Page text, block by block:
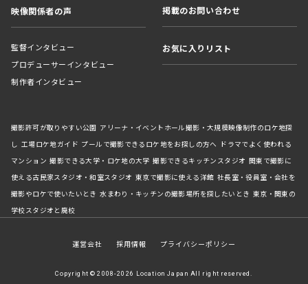
映像関係者の声
監督インタビュー
プロデューサーインタビュー
制作者インタビュー
掲載のお問い合わせ
お気に入りリスト
撮影許可が取りやすい公園 アリーナ・イベントホール撮影・大規模映像制作のロケ地探
し 工場ロケ地ガイド プールで撮影できるロケ地をお探しの方へ ドラマでよく使われる
マンション 撮影できる大学・ロケ地の大学 撮影できるキッチンスタジオ 関東で撮影に
使える古民家スタジオ・和室スタジオ 東京で撮影に使える洋館 社長室・役員室・会社を
撮影やロケで使いたいとき 水まわり・キッチンの撮影場所を探したいとき 東京・関東の
学校スタジオと廃校
運営会社 採用情報 プライバシーポリシー
Copyright © 2008-2026 Location Japan All right reserved.